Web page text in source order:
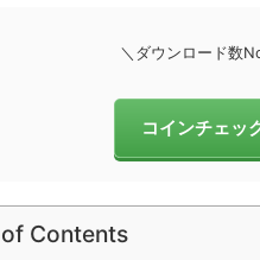
＼ダウンロード数
コインチェッ
Contents